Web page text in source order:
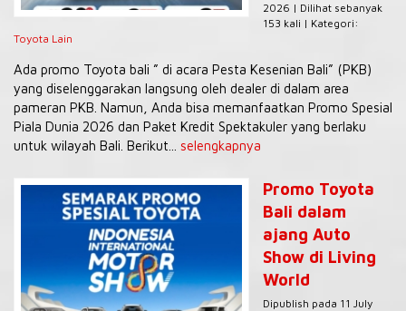
2026 | Dilihat sebanyak
153 kali | Kategori:
Toyota Lain
Ada promo Toyota bali ” di acara Pesta Kesenian Bali” (PKB)
yang diselenggarakan langsung oleh dealer di dalam area
pameran PKB. Namun, Anda bisa memanfaatkan Promo Spesial
Piala Dunia 2026 dan Paket Kredit Spektakuler yang berlaku
untuk wilayah Bali. Berikut... selengkapnya
Promo Toyota
Bali dalam
ajang Auto
Show di Living
World
Dipublish pada 11 July